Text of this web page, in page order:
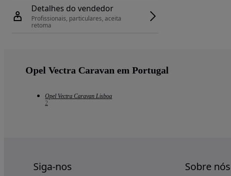
Detalhes do vendedor
Profissionais, particulares, aceita
retoma
Opel Vectra Caravan em Portugal
Opel Vectra Caravan Lisboa
2
Siga-nos Sobre nós